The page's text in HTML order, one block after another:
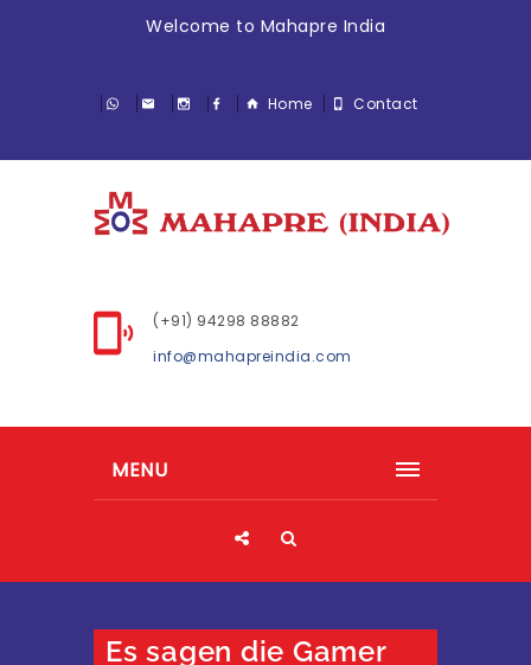
Welcome to Mahapre India
Home Contact
(+91) 94298 88882
info@mahapreindia.com
MENU
Es sagen die Gamer